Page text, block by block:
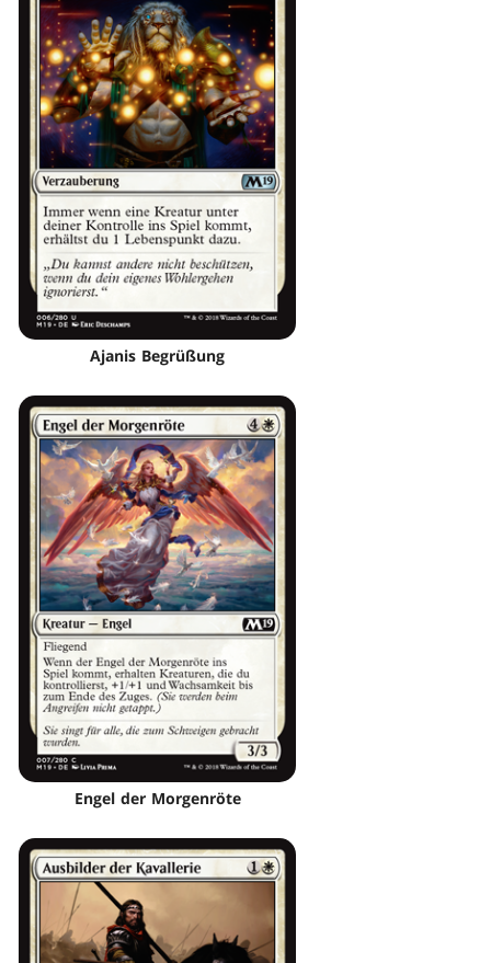
Ajanis Begrüßung
Engel der Morgenröte